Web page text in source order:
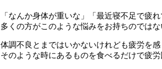
「なんか身体が重いな」「最近寝不足で疲れ
多くの方がこのような悩みをお持ちのではな
体調不良とまではいかないけれども疲労を
そのような時にあるものを食べるだけで疲労